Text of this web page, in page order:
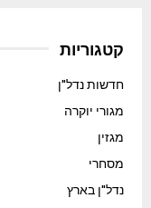
קטגוריות
חדשות נדל"ן
מגורי יוקרה
מגזין
מסחרי
נדל"ן בארץ